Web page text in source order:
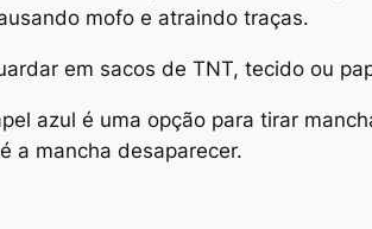
mofo e atraindo traças.
em sacos de TNT, tecido ou
azul é uma opção para tirar
a mancha desaparecer.